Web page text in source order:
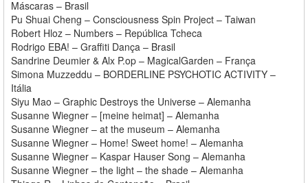
Máscaras – Brasil
Pu Shuai Cheng – Consciousness Spin Project – Taiwan
Robert Hloz – Numbers – República Tcheca
Rodrigo EBA! – Graffiti Dança – Brasil
Sandrine Deumier & Alx P.op – MagicalGarden – França
Simona Muzzeddu – BORDERLINE PSYCHOTIC ACTIVITY –
Itália
Siyu Mao – Graphic Destroys the Universe – Alemanha
Susanne Wiegner – [meine heimat] – Alemanha
Susanne Wiegner – at the museum – Alemanha
Susanne Wiegner – Home! Sweet home! – Alemanha
Susanne Wiegner – Kaspar Hauser Song – Alemanha
Susanne Wiegner – the light – the shade – Alemanha